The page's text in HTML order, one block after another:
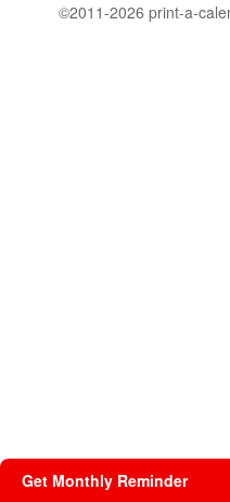
©2011-2026 print-a-
Get Monthly Reminder